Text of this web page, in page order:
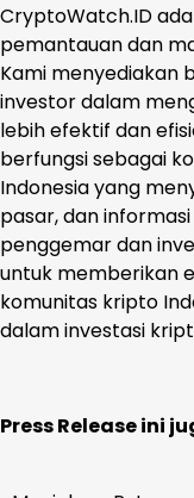
CryptoWatch.ID
pemantauan dan
Kami menyediakan
investor dalam
lebih efektif dan
berfungsi sebagai
Indonesia yang
pasar, dan
penggemar dan
untuk memberikan
komunitas kripto
dalam investasi
Press Release ini